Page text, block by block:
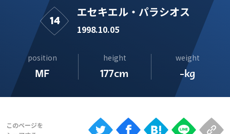
Ranking
大会について
About
視聴方法
14
エセキエル・パラシオス
1998.10.05
position
MF
height
177cm
weight
-kg